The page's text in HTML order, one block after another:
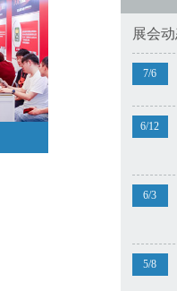
展会
7/6
6/12
6/3
5/8